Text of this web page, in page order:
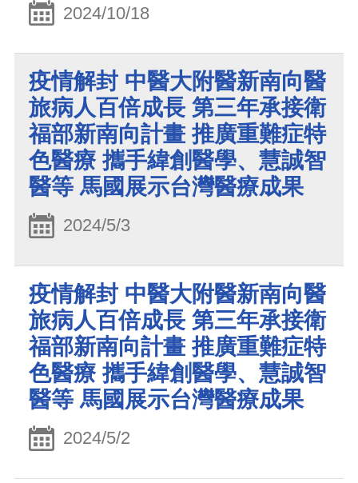
2024/10/18
疫情解封 中醫大附醫新南向醫
旅病人百倍成長 第三年承接衛
福部新南向計畫 推廣重難症特
色醫療 攜手緯創醫學、慧誠智
醫等 馬國展示台灣醫療成果
2024/5/3
疫情解封 中醫大附醫新南向醫
旅病人百倍成長 第三年承接衛
福部新南向計畫 推廣重難症特
色醫療 攜手緯創醫學、慧誠智
醫等 馬國展示台灣醫療成果
2024/5/2